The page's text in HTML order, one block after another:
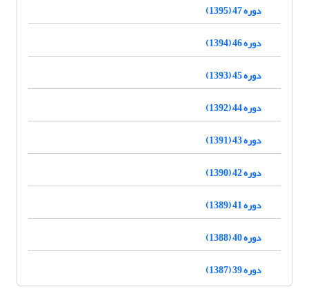
دوره 47 (1395)
دوره 46 (1394)
دوره 45 (1393)
دوره 44 (1392)
دوره 43 (1391)
دوره 42 (1390)
دوره 41 (1389)
دوره 40 (1388)
دوره 39 (1387)